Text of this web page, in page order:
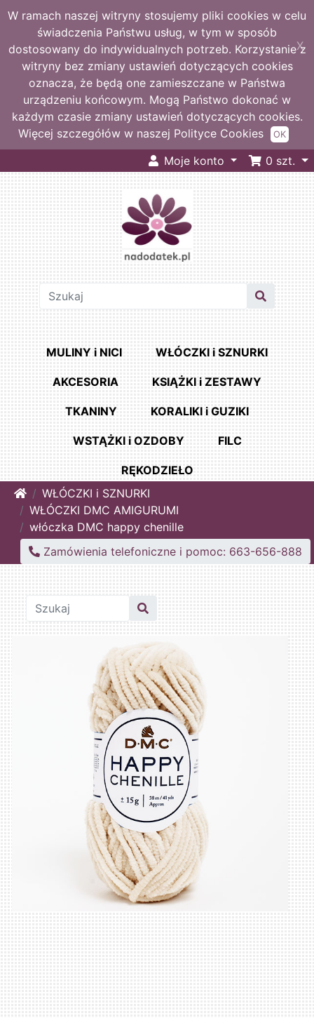
W ramach naszej witryny stosujemy pliki cookies w celu
świadczenia Państwu usług, w tym w sposób
dostosowany do indywidualnych potrzeb. Korzystanie z
witryny bez zmiany ustawień dotyczących cookies
oznacza, że będą one zamieszczane w Państwa
urządzeniu końcowym. Mogą Państwo dokonać w
każdym czasie zmiany ustawień dotyczących cookies.
Więcej szczegółów w naszej Polityce Cookies
X
OK
Moje konto 0 szt.
MULINY i NICI WŁÓCZKI i SZNURKI
AKCESORIA KSIĄŻKI i ZESTAWY
TKANINY KORALIKI i GUZIKI
WSTĄŻKI i OZDOBY FILC
RĘKODZIEŁO
HomeWŁÓCZKI i SZNURKI
WŁÓCZKI DMC AMIGURUMI
włóczka DMC happy chenille
Zamówienia telefoniczne i pomoc: 663-656-888